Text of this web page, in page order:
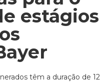
estágios
têm a duração de 12